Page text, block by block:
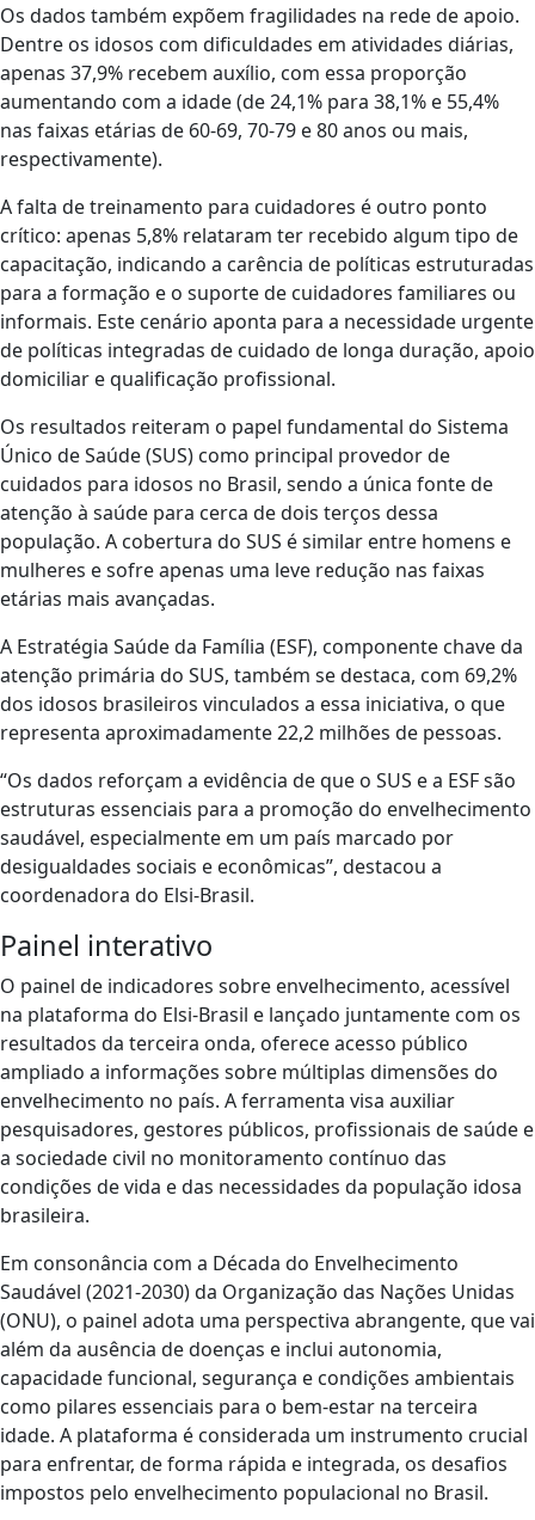
Os dados também expõem fragilidades na rede de apoio.
Dentre os idosos com dificuldades em atividades diárias,
apenas 37,9% recebem auxílio, com essa proporção
aumentando com a idade (de 24,1% para 38,1% e 55,4%
nas faixas etárias de 60-69, 70-79 e 80 anos ou mais,
respectivamente).
A falta de treinamento para cuidadores é outro ponto
crítico: apenas 5,8% relataram ter recebido algum tipo de
capacitação, indicando a carência de políticas estruturadas
para a formação e o suporte de cuidadores familiares ou
informais. Este cenário aponta para a necessidade urgente
de políticas integradas de cuidado de longa duração, apoio
domiciliar e qualificação profissional.
Os resultados reiteram o papel fundamental do Sistema
Único de Saúde (SUS) como principal provedor de
cuidados para idosos no Brasil, sendo a única fonte de
atenção à saúde para cerca de dois terços dessa
população. A cobertura do SUS é similar entre homens e
mulheres e sofre apenas uma leve redução nas faixas
etárias mais avançadas.
A Estratégia Saúde da Família (ESF), componente chave da
atenção primária do SUS, também se destaca, com 69,2%
dos idosos brasileiros vinculados a essa iniciativa, o que
representa aproximadamente 22,2 milhões de pessoas.
“Os dados reforçam a evidência de que o SUS e a ESF são
estruturas essenciais para a promoção do envelhecimento
saudável, especialmente em um país marcado por
desigualdades sociais e econômicas”, destacou a
coordenadora do Elsi-Brasil.
Painel interativo
O painel de indicadores sobre envelhecimento, acessível
na plataforma do Elsi-Brasil e lançado juntamente com os
resultados da terceira onda, oferece acesso público
ampliado a informações sobre múltiplas dimensões do
envelhecimento no país. A ferramenta visa auxiliar
pesquisadores, gestores públicos, profissionais de saúde e
a sociedade civil no monitoramento contínuo das
condições de vida e das necessidades da população idosa
brasileira.
Em consonância com a Década do Envelhecimento
Saudável (2021-2030) da Organização das Nações Unidas
(ONU), o painel adota uma perspectiva abrangente, que vai
além da ausência de doenças e inclui autonomia,
capacidade funcional, segurança e condições ambientais
como pilares essenciais para o bem-estar na terceira
idade. A plataforma é considerada um instrumento crucial
para enfrentar, de forma rápida e integrada, os desafios
impostos pelo envelhecimento populacional no Brasil.